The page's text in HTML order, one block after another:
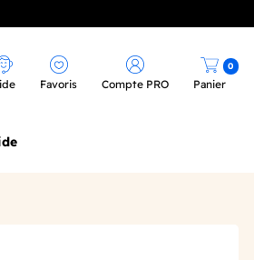
Favoris Compte PRO Panier
0